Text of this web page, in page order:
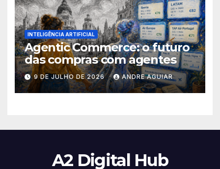
INTELIGÊNCIA ARTIFICIAL
Agentic Commerce: o futuro
das compras com agentes
9 DE JULHO DE 2026 ANDRE AGUIAR
A2 Digital Hub